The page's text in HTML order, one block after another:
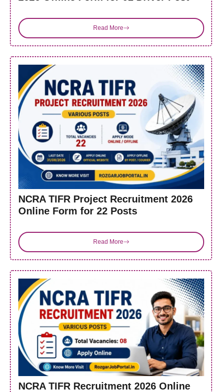
Read More
NCRA TIFR Project Recruitment 2026
Online Form for 22 Posts
Read More
NCRA TIFR Recruitment 2026 Online